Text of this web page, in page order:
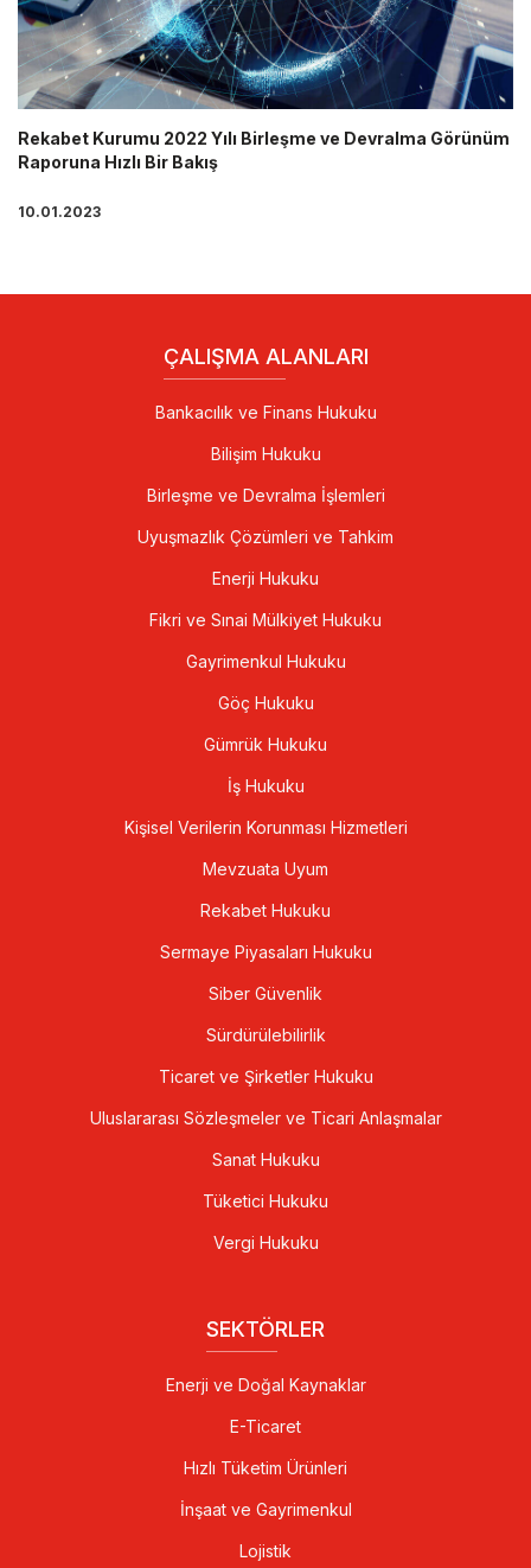
Rekabet Kurumu 2022 Yılı Birleşme ve Devralma Görünüm
Raporuna Hızlı Bir Bakış
10.01.2023
ÇALIŞMA ALANLARI
Bankacılık ve Finans Hukuku
Bilişim Hukuku
Birleşme ve Devralma İşlemleri
Uyuşmazlık Çözümleri ve Tahkim
Enerji Hukuku
Fikri ve Sınai Mülkiyet Hukuku
Gayrimenkul Hukuku
Göç Hukuku
Gümrük Hukuku
İş Hukuku
Kişisel Verilerin Korunması Hizmetleri
Mevzuata Uyum
Rekabet Hukuku
Sermaye Piyasaları Hukuku
Siber Güvenlik
Sürdürülebilirlik
Ticaret ve Şirketler Hukuku
Uluslararası Sözleşmeler ve Ticari Anlaşmalar
Sanat Hukuku
Tüketici Hukuku
Vergi Hukuku
SEKTÖRLER
Enerji ve Doğal Kaynaklar
E-Ticaret
Hızlı Tüketim Ürünleri
İnşaat ve Gayrimenkul
Lojistik